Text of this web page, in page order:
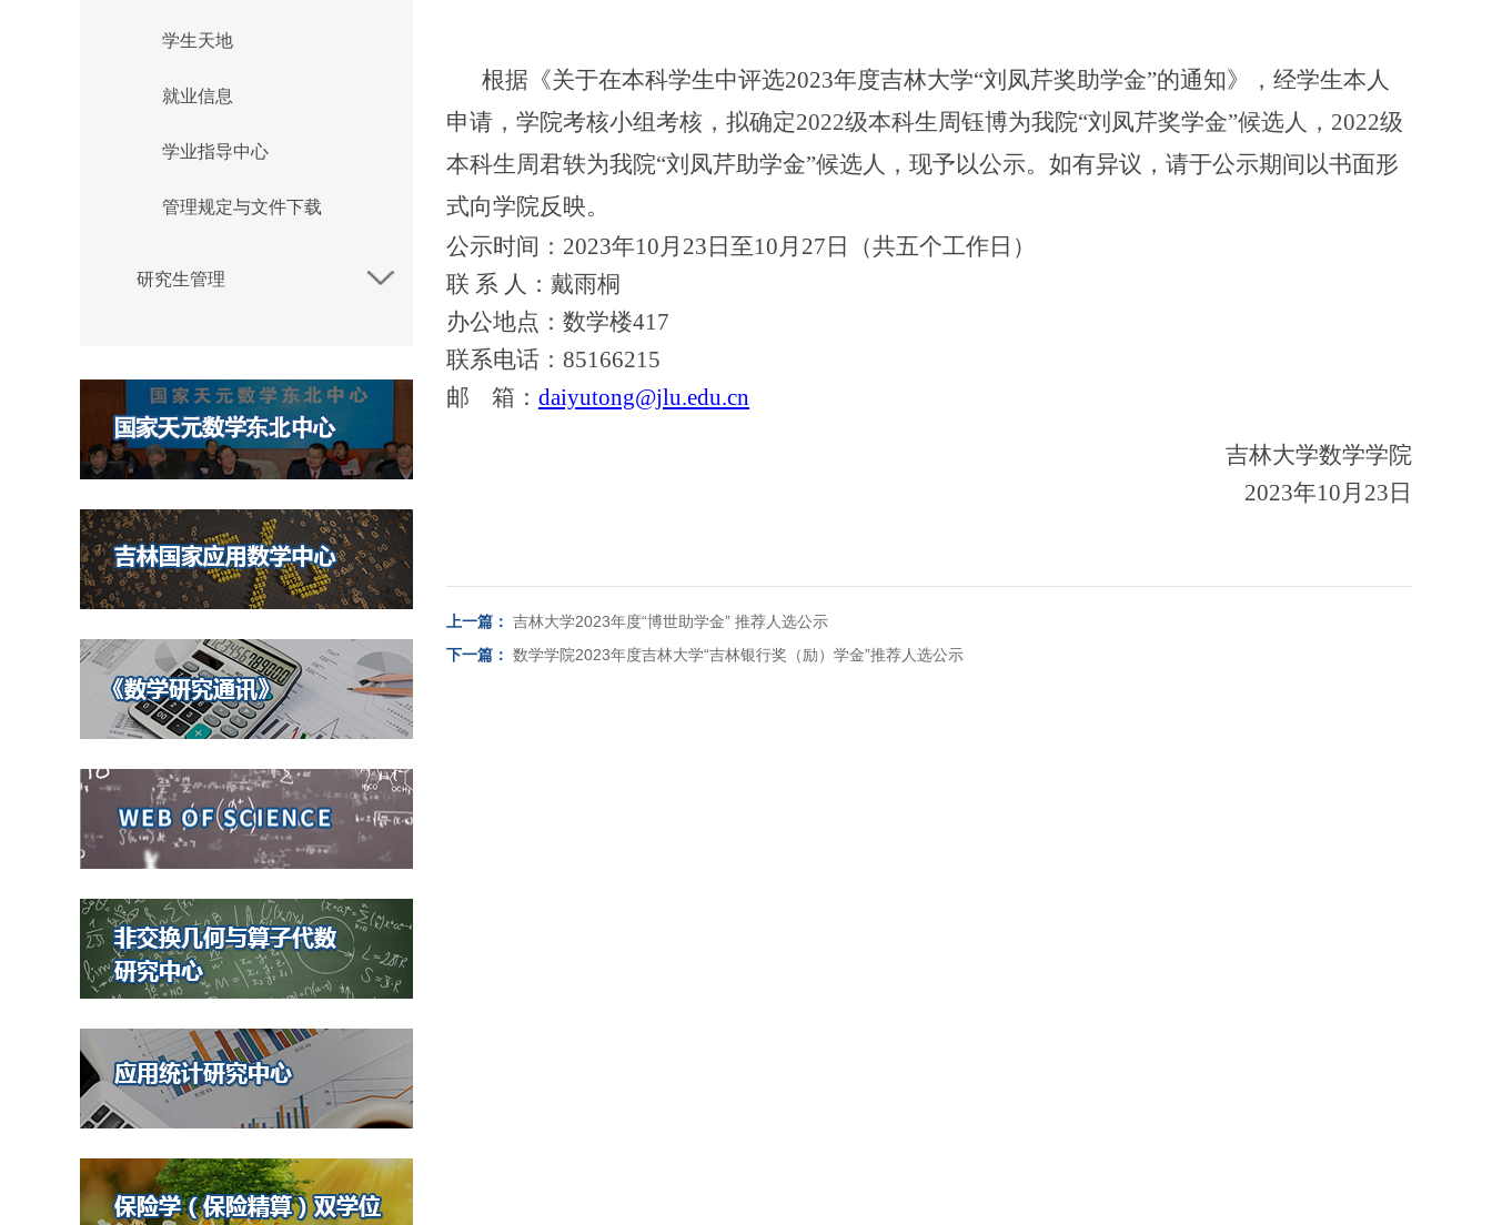
学生天地
就业信息
学业指导中心
管理规定与文件下载
研究生管理
根据《关于在本科学生中评选2023年度吉林大学“刘凤芹奖助学金”的通知》
，经学生本人
申请，学院考核小组考核， 拟确定2022级本科生周钰博为我院“刘凤芹奖学金”候选人，2022级
本科生周君轶为我院“刘凤芹助学金”候选人， 现予以公示。如有异议，请于公示期间以书面形
式向学院反映。
公示时间： 2023年10月 23 日至10月 27 日（共五个工作日）
联 系 人：戴雨桐
办公地点：数学楼417
联系电话： 85166215
邮
箱： daiyutong@jlu.edu.cn
吉林大学数学学院
2023年10月23日
上一篇： 吉林大学2023年度“博世助学金” 推荐人选公示
下一篇： 数学学院2023年度吉林大学“吉林银行奖（励）学金”推荐人选公示